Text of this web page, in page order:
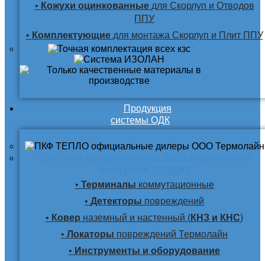
• Кожухи оцинкованные для Скорлуп и Отводов
ППУ
• Комплектующие для монтажа Скорлуп и Плит ППУ
Продукция
системы ОДК
• Терминалы коммутационные
• Детекторы повреждений
• Ковер наземный и настенный (КНЗ и КНС)
• Локаторы повреждений Термолайн
• Инструменты и оборудование